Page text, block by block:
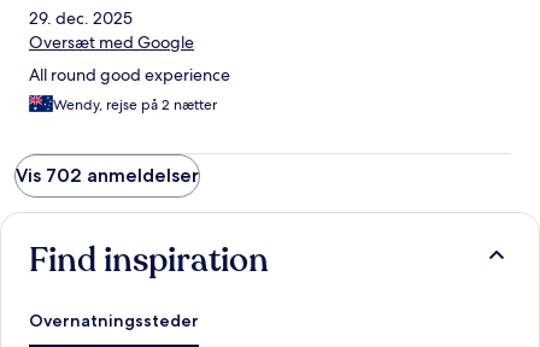
29. dec. 2025
Oversæt med Google
All round good experience
Wendy, rejse på 2 nætter
Vis 702 anmeldelser
Find inspiration
Overnatningssteder